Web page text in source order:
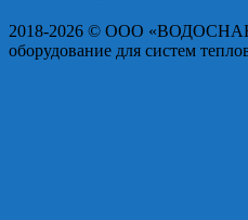
2018-2026 © OOO
оборудование для систем